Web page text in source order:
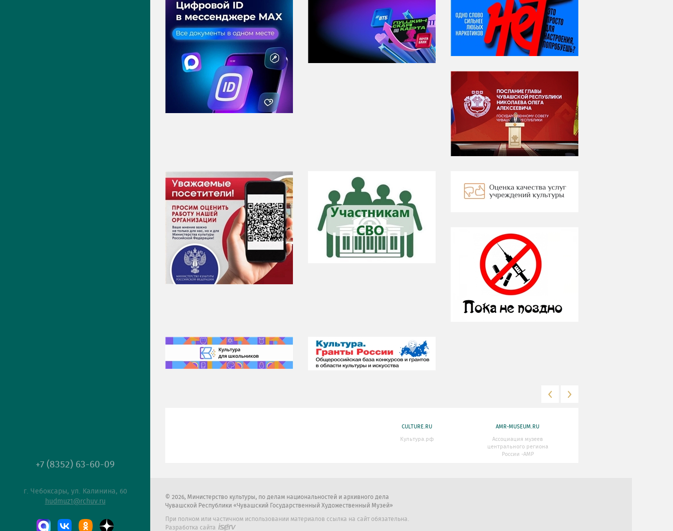
+7 (8352) 63-60-09
г. Чебоксары, ул. Калинина, 60
hudmuz1@rchuv.ru
Актуально
Новости
Фото
06 августа
Яков Яковлевич
Вебер
CULTURE.RU
Культура.рф
AMR-MUSEUM.RU
Ассоциация музеев
центрального региона
России -АМР
2026, Министерство культуры, по делам национальностей и архивного дела
Чувашской Республики «Чувашский Государственный Художественный Музей»
При полном или частичном использовании материалов ссылка на сайт обязательна.
Разработка сайта